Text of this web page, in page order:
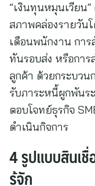
“เงินทุนหมุนเวียน
สภาพคล่องรายวัน
เดือนพนักงาน การ
ทันรอบส่ง หรือการ
ลูกค้า ด้วยกระบวน
รับภาระหนี้ผูกพันร
ตอบโจทย์ธุรกิจ
ดำเนินกิจการ
4 รูปแบบสินเ
รู้จัก